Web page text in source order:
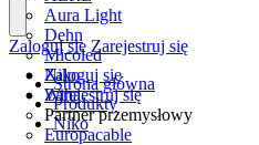
Aura Light
Dehn
Micoled
Niko
Wiha
Partner przemysłowy
Europacable
Zaloguj się
Zarejestruj się
Zaloguj się Zarejestruj się
Strona główna
Produkty
Niko